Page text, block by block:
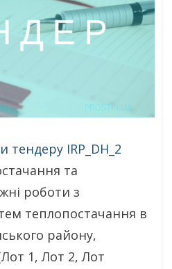
тендеру IRP_DH_2
та
роботи з
теплопостачання в
району,
1, Лот 2, Лот